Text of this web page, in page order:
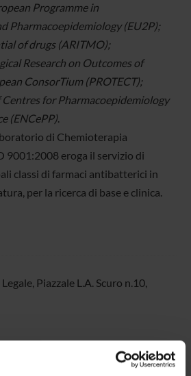
Programme in
Pharmacoepidemiology (EU2P);
of drugs (ARITMO);
Research on Outcomes of
ConsorTium (PROTECT);
for Pharmacoepidemiology
(ENCePP).
di Chemioterapia
9001:2008 eroga il servizio di
classi di farmaci antibatterici in
per la ricerca di base e clinica.
Piazzale L.A. Scuro n.10,